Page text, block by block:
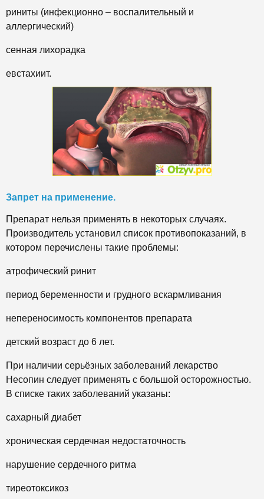
риниты (инфекционно – воспалительный и
аллергический)
сенная лихорадка
евстахиит.
Запрет на применение.
Препарат нельзя применять в некоторых случаях.
Производитель установил список противопоказаний, в
котором перечислены такие проблемы:
атрофический ринит
период беременности и грудного вскармливания
непереносимость компонентов препарата
детский возраст до 6 лет.
При наличии серьёзных заболеваний лекарство
Несопин следует применять с большой осторожностью.
В списке таких заболеваний указаны:
сахарный диабет
хроническая сердечная недостаточность
нарушение сердечного ритма
тиреотоксикоз